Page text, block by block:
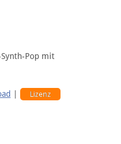
Pop mit
Lizenz